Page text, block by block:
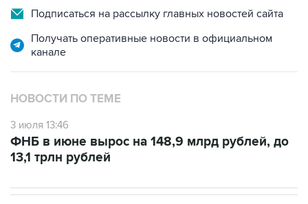
Подписаться на рассылку главных новостей сайта
Получать оперативные новости в официальном
канале
НОВОСТИ ПО ТЕМЕ
3 июля 13:46
ФНБ в июне вырос на 148,9 млрд рублей, до
13,1 трлн рублей